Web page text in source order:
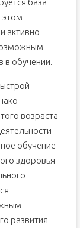
база
этом
активно
в обучении.
возраста
обучение
здоровья
развития